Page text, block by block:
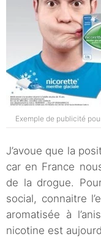
Exemple de publicité
J’avoue que la
car en France
de la drogue.
social, connaitre
aromatisée à
nicotine est